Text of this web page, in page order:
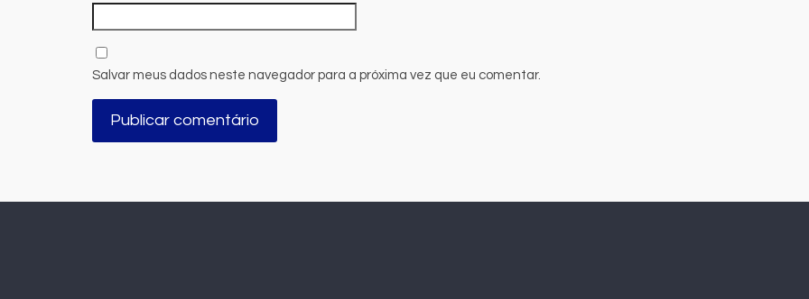
Salvar meus dados neste navegador para a próxima vez que eu comentar.